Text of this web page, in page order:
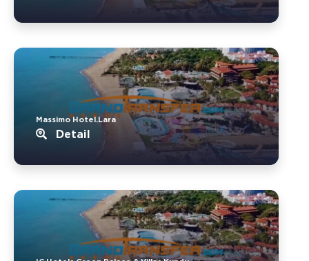
Massimo Hotel.Lara
Detail